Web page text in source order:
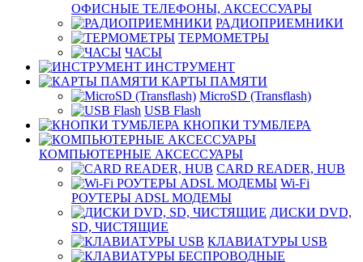
ОФИСНЫЕ ТЕЛЕФОНЫ, АКСЕССУАРЫ
РАДИОПРИЕМНИКИ
ТЕРМОМЕТРЫ
ЧАСЫ
ИНСТРУМЕНТ
КАРТЫ ПАМЯТИ
MicroSD (Transflash)
USB Flash
КНОПКИ ТУМБЛЕРА
КОМПЬЮТЕРНЫЕ АКСЕССУАРЫ
CARD READER, HUB
Wi-Fi
РОУТЕРЫ ADSL МОДЕМЫ
ДИСКИ DVD,
SD, ЧИСТЯЩИЕ
КЛАВИАТУРЫ USB